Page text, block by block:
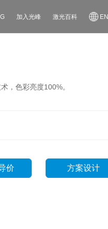
加入光峰 激光百科 EN
，色彩亮度100%。
价 方案设计